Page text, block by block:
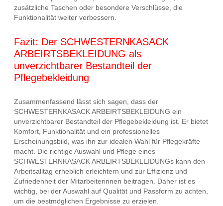
zusätzliche Taschen oder besondere Verschlüsse, die
Funktionalität weiter verbessern.
Fazit: Der SCHWESTERNKASACK
ARBEIRTSBEKLEIDUNG als
unverzichtbarer Bestandteil der
Pflegebekleidung
Zusammenfassend lässt sich sagen, dass der
SCHWESTERNKASACK ARBEIRTSBEKLEIDUNG ein
unverzichtbarer Bestandteil der Pflegebekleidung ist. Er bietet
Komfort, Funktionalität und ein professionelles
Erscheinungsbild, was ihn zur idealen Wahl für Pflegekräfte
macht. Die richtige Auswahl und Pflege eines
SCHWESTERNKASACK ARBEIRTSBEKLEIDUNGs kann den
Arbeitsalltag erheblich erleichtern und zur Effizienz und
Zufriedenheit der Mitarbeiterinnen beitragen. Daher ist es
wichtig, bei der Auswahl auf Qualität und Passform zu achten,
um die bestmöglichen Ergebnisse zu erzielen.